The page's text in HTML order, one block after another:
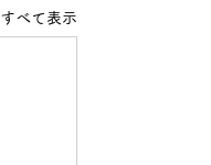
すべて表示